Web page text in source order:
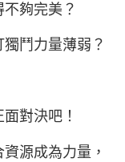
夠完美？
鬥力量薄弱？
對決吧！
源成為力量，